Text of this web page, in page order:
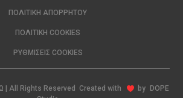
ΠΟΛΙΤΙΚΉ ΑΠΟΡΡΉΤΟΥ
ΠΟΛΙΤΙΚΉ COOKIES
ΡΥΘΜΊΣΕΙΣ COOKIES
| All Rights Reserved Created with by DOPE